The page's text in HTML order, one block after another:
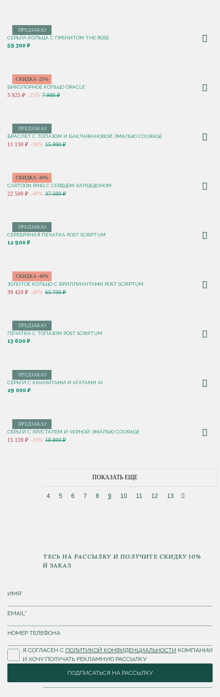
ПРЕДЗАКАЗ
СЕРЬГИ-КОЛЬЦА С ПРЕНИТОМ THE ROSE
59 300 ₽
СКИДКА -25%
БИКОЛОРНОЕ КОЛЬЦО ORACLE
5 925 ₽ -25% 7 900 ₽
ПРЕДЗАКАЗ
БРАСЛЕТ С ТОПАЗОМ И БАКЛАЖАНОВОЙ ЭМАЛЬЮ COURAGE
11 130 ₽ -30% 15 900 ₽
СКИДКА -40%
CARTOON RING С СЕРДЦЕМ-ХАЛЦЕДОНОМ
22 500 ₽ -40% 37 500 ₽
ПРЕДЗАКАЗ
СЕРЕБРЯНАЯ ПЕЧАТКА POST SCRIPTUM
12 900 ₽
СКИДКА -40%
ЗОЛОТОЕ КОЛЬЦО С БРИЛЛИАНТАМИ POST SCRIPTUM
39 420 ₽ -40% 65 700 ₽
ПРЕДЗАКАЗ
ПЕЧАТКА С ТОПАЗОМ POST SCRIPTUM
13 600 ₽
ПРЕДЗАКАЗ
СЕРЬГИ С КИАНИТАМИ И АГАТАМИ AI
29 000 ₽
ПРЕДЗАКАЗ
СЕРЬГИ С ХРУСТАЛЕМ И ЧЕРНОЙ ЭМАЛЬЮ COURAGE
15 120 ₽ -20% 18 900 ₽
ПОКАЗАТЬ ЕЩЕ
4 5 6 7 8 9 10 11 12 13
ПОДПИШИТЕСЬ НА РАССЫЛКУ И ПОЛУЧИТЕ СКИДКУ 10%
НА ПЕРВЫЙ ЗАКАЗ
Я СОГЛАСЕН С ПОЛИТИКОЙ КОНФИДЕНЦИАЛЬНОСТИ КОМПАНИИ
И ХОЧУ ПОЛУЧАТЬ РЕКЛАМНУЮ РАССЫЛКУ
ПОДПИСАТЬСЯ НА РАССЫЛКУ